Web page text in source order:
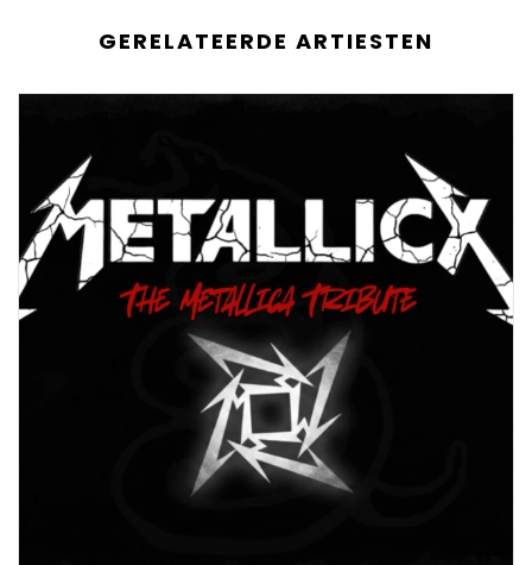
GERELATEERDE ARTIESTEN